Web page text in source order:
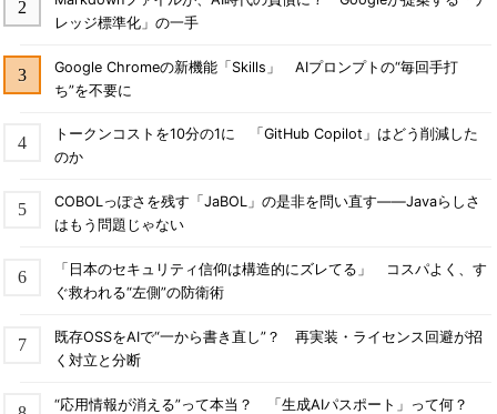
レッジ標準化」の一手
Google Chromeの新機能「Skills」 AIプロンプトの“毎回手打
ち”を不要に
トークンコストを10分の1に 「GitHub Copilot」はどう削減した
のか
COBOLっぽさを残す「JaBOL」の是非を問い直す――Javaらしさ
はもう問題じゃない
「日本のセキュリティ信仰は構造的にズレてる」 コスパよく、す
ぐ救われる“左側”の防衛術
既存OSSをAIで“一から書き直し”？ 再実装・ライセンス回避が招
く対立と分断
“応用情報が消える”って本当？ 「生成AIパスポート」って何？